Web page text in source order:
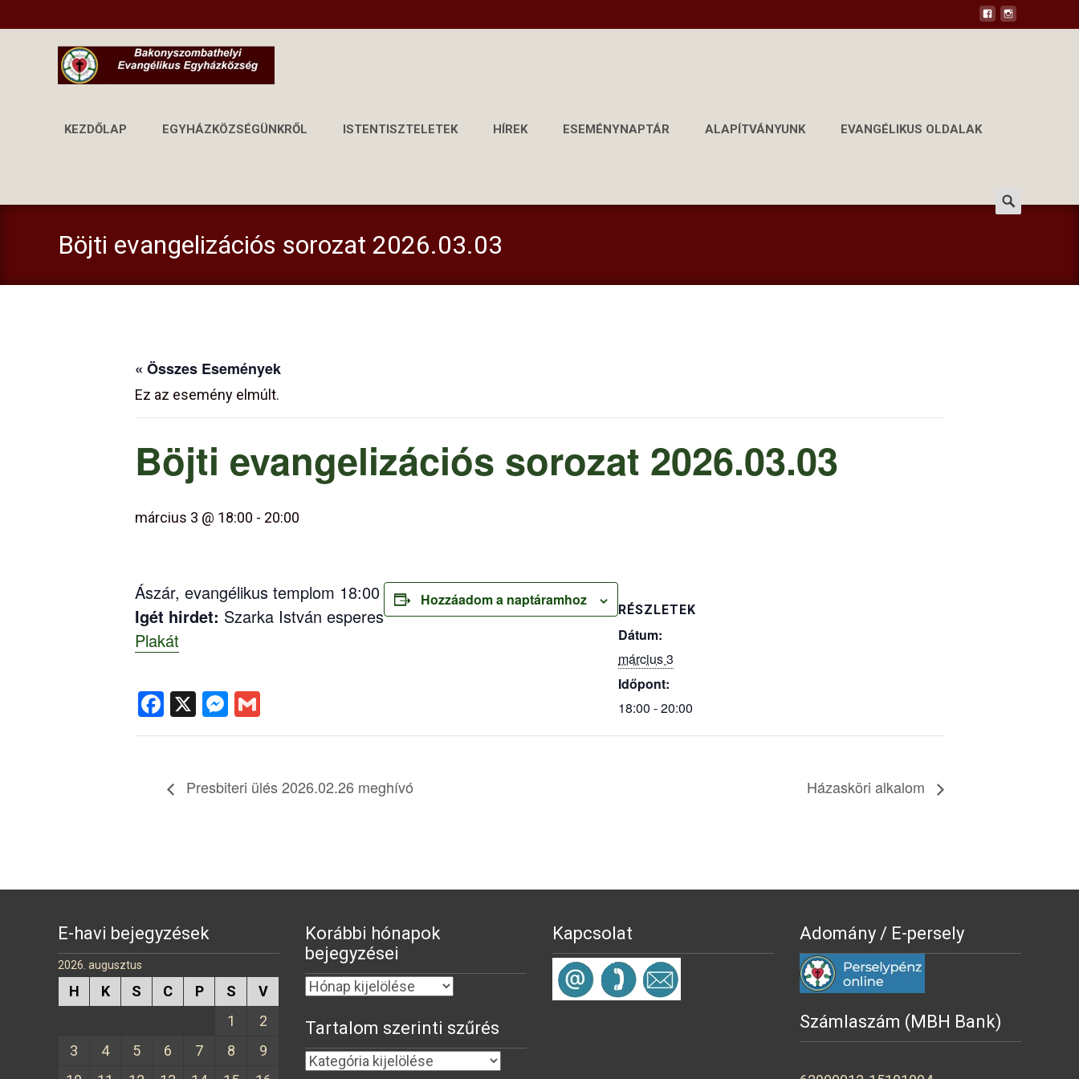
KEZDŐLAP EGYHÁZKÖZSÉGÜNKRŐL ISTENTISZTELETEK HÍREK ESEMÉNYNAPTÁR ALAPÍTVÁNYUNK EVANGÉLIKUS OLDALAK
Böjti evangelizációs sorozat 2026.03.03
« Összes Események
Ez az esemény elmúlt.
Böjti evangelizációs sorozat 2026.03.03
március 3 @ 18:00 - 20:00
Ászár, evangélikus templom 18:00
Igét hirdet: Szarka István esperes
Plakát
Facebook
X Messenger
Hozzáadom a naptáramhoz
RÉSZLETEK
Dátum:
március 3
Időpont:
18:00 - 20:00
Presbiteri ülés 2026.02.26 meghívó Házasköri alkalom
E-havi bejegyzések
2026. augusztus
H K S C P S
V
1
2
3
4 5 6 7 8
9
Korábbi hónapok
bejegyzései
Kapcsolat Adomány / E-persely
Számlaszám (MBH Bank)
Tartalom szerinti szűrés